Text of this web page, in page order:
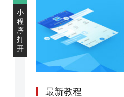
小
程
序
打
开
最新教程